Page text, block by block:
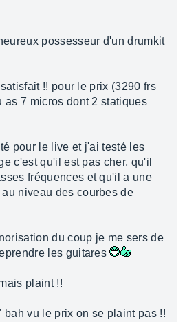
possesseur d'un drumkit
!! pour le prix (3290 frs
as 7 micros dont 2 statiques
pour le live et j'ai testé les
c'est qu'il est pas cher, qu'il
fréquences et qu'il a une
niveau des courbes de
du coup je me sers de
les guitares
plaint !!
bah vu le prix on se plaint pas !!